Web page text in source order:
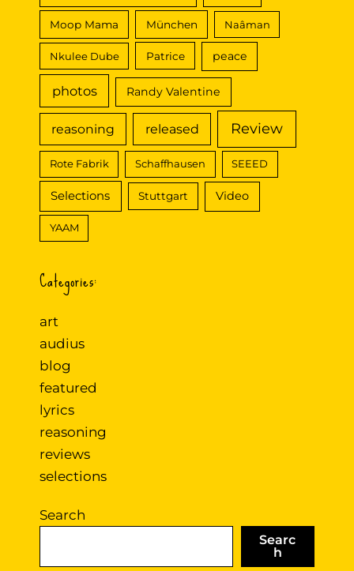
Moop Mama München Naâman
Nkulee Dube Patrice peace
photos Randy Valentine
reasoning released Review
Rote Fabrik Schaffhausen SEEED
Selections Stuttgart Video
YAAM
Categories:
art
audius
blog
featured
lyrics
reasoning
reviews
selections
Search
Searc
h